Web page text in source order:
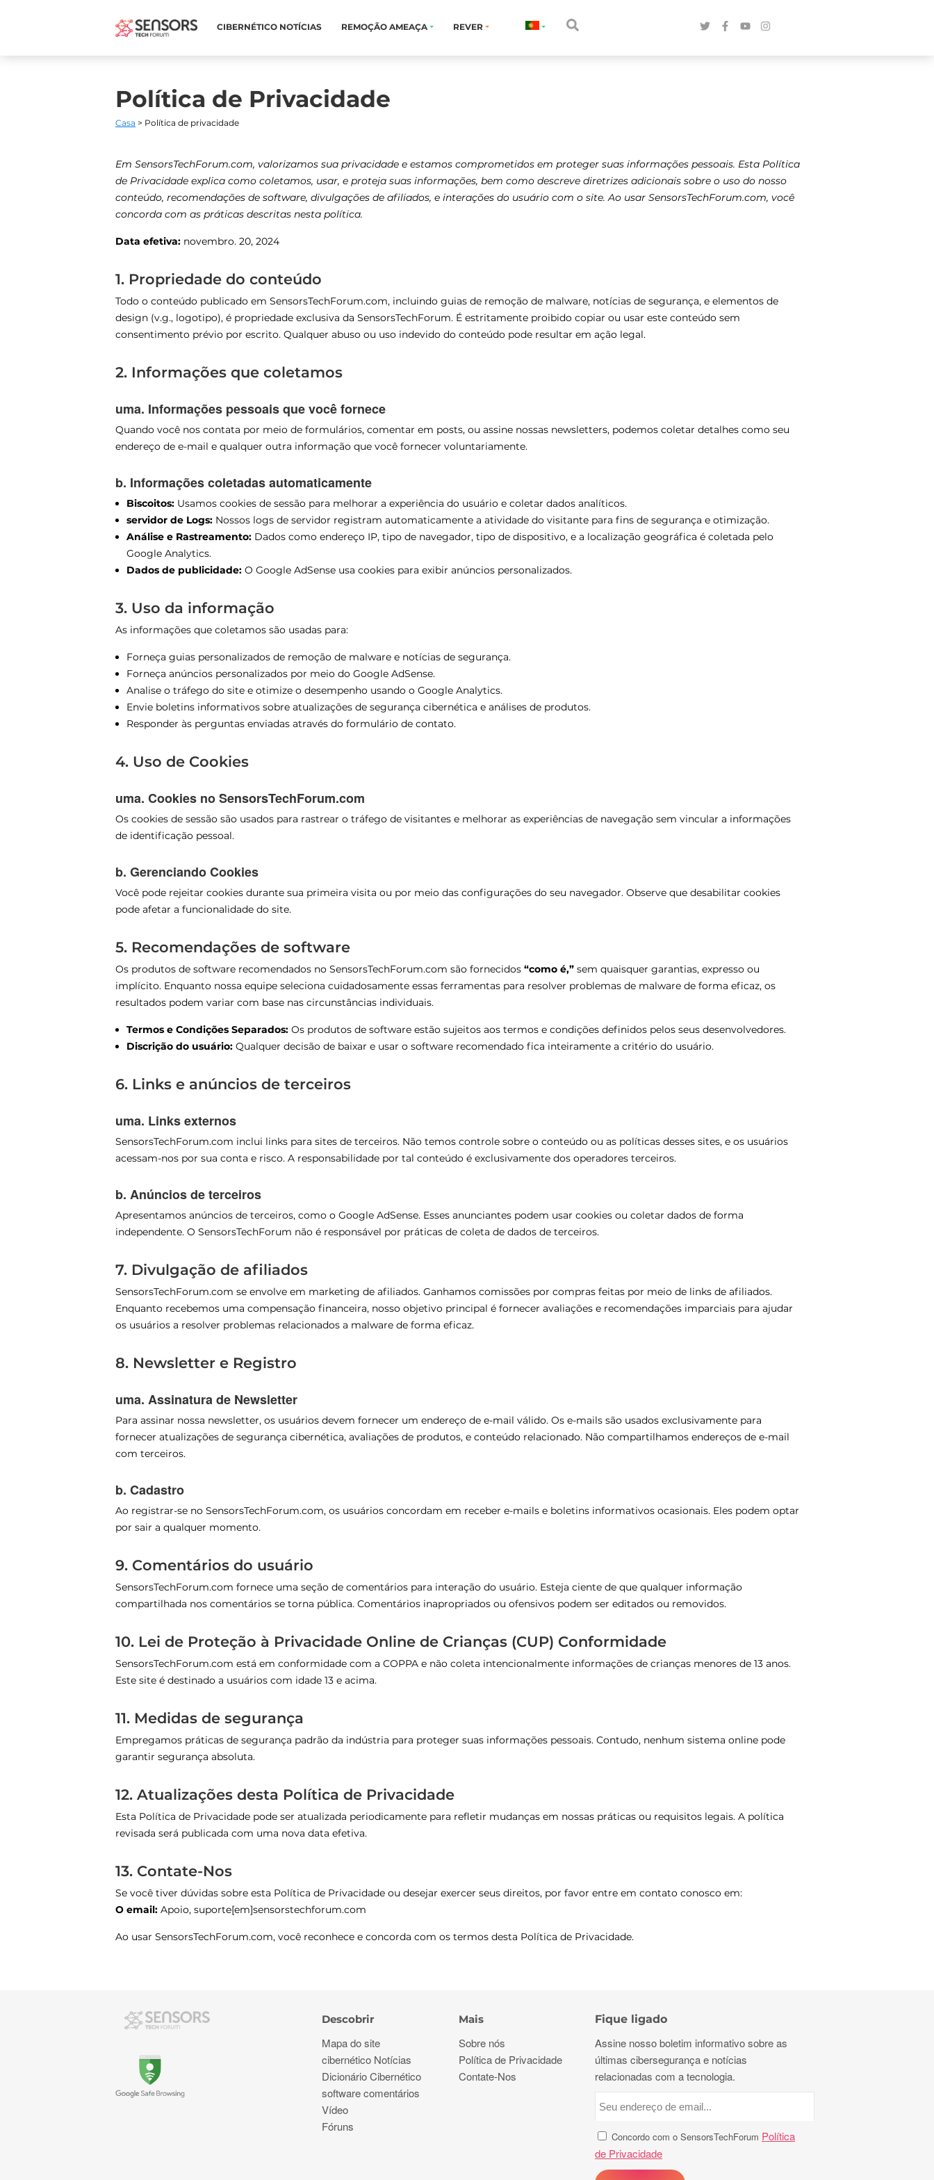
CIBERNÉTICO NOTÍCIAS REMOÇÃO AMEAÇA REVER
Política de Privacidade
Casa > Política de privacidade
Em SensorsTechForum.com, valorizamos sua privacidade e estamos comprometidos em proteger suas informações pessoais. Esta Política
de Privacidade explica como coletamos, usar, e proteja suas informações, bem como descreve diretrizes adicionais sobre o uso do nosso
conteúdo, recomendações de software, divulgações de afiliados, e interações do usuário com o site. Ao usar SensorsTechForum.com, você
concorda com as práticas descritas nesta política.
Data efetiva: novembro. 20, 2024
1. Propriedade do conteúdo
Todo o conteúdo publicado em SensorsTechForum.com, incluindo guias de remoção de malware, notícias de segurança, e elementos de
design (v.g., logotipo), é propriedade exclusiva da SensorsTechForum. É estritamente proibido copiar ou usar este conteúdo sem
consentimento prévio por escrito. Qualquer abuso ou uso indevido do conteúdo pode resultar em ação legal.
2. Informações que coletamos
uma. Informações pessoais que você fornece
Quando você nos contata por meio de formulários, comentar em posts, ou assine nossas newsletters, podemos coletar detalhes como seu
endereço de e-mail e qualquer outra informação que você fornecer voluntariamente.
b. Informações coletadas automaticamente
Biscoitos: Usamos cookies de sessão para melhorar a experiência do usuário e coletar dados analíticos.
servidor de Logs: Nossos logs de servidor registram automaticamente a atividade do visitante para fins de segurança e otimização.
Análise e Rastreamento: Dados como endereço IP, tipo de navegador, tipo de dispositivo, e a localização geográfica é coletada pelo
Google Analytics.
Dados de publicidade: O Google AdSense usa cookies para exibir anúncios personalizados.
3. Uso da informação
As informações que coletamos são usadas para:
Forneça guias personalizados de remoção de malware e notícias de segurança.
Forneça anúncios personalizados por meio do Google AdSense.
Analise o tráfego do site e otimize o desempenho usando o Google Analytics.
Envie boletins informativos sobre atualizações de segurança cibernética e análises de produtos.
Responder às perguntas enviadas através do formulário de contato.
4. Uso de Cookies
uma. Cookies no SensorsTechForum.com
Os cookies de sessão são usados para rastrear o tráfego de visitantes e melhorar as experiências de navegação sem vincular a informações
de identificação pessoal.
b. Gerenciando Cookies
Você pode rejeitar cookies durante sua primeira visita ou por meio das configurações do seu navegador. Observe que desabilitar cookies
pode afetar a funcionalidade do site.
5. Recomendações de software
Os produtos de software recomendados no SensorsTechForum.com são fornecidos “como é,” sem quaisquer garantias, expresso ou
implícito. Enquanto nossa equipe seleciona cuidadosamente essas ferramentas para resolver problemas de malware de forma eficaz, os
resultados podem variar com base nas circunstâncias individuais.
Termos e Condições Separados: Os produtos de software estão sujeitos aos termos e condições definidos pelos seus desenvolvedores.
Discrição do usuário: Qualquer decisão de baixar e usar o software recomendado fica inteiramente a critério do usuário.
6. Links e anúncios de terceiros
uma. Links externos
SensorsTechForum.com inclui links para sites de terceiros. Não temos controle sobre o conteúdo ou as políticas desses sites, e os usuários
acessam-nos por sua conta e risco. A responsabilidade por tal conteúdo é exclusivamente dos operadores terceiros.
b. Anúncios de terceiros
Apresentamos anúncios de terceiros, como o Google AdSense. Esses anunciantes podem usar cookies ou coletar dados de forma
independente. O SensorsTechForum não é responsável por práticas de coleta de dados de terceiros.
7. Divulgação de afiliados
SensorsTechForum.com se envolve em marketing de afiliados. Ganhamos comissões por compras feitas por meio de links de afiliados.
Enquanto recebemos uma compensação financeira, nosso objetivo principal é fornecer avaliações e recomendações imparciais para ajudar
os usuários a resolver problemas relacionados a malware de forma eficaz.
8. Newsletter e Registro
uma. Assinatura de Newsletter
Para assinar nossa newsletter, os usuários devem fornecer um endereço de e-mail válido. Os e-mails são usados exclusivamente para
fornecer atualizações de segurança cibernética, avaliações de produtos, e conteúdo relacionado. Não compartilhamos endereços de e-mail
com terceiros.
b. Cadastro
Ao registrar-se no SensorsTechForum.com, os usuários concordam em receber e-mails e boletins informativos ocasionais. Eles podem optar
por sair a qualquer momento.
9. Comentários do usuário
SensorsTechForum.com fornece uma seção de comentários para interação do usuário. Esteja ciente de que qualquer informação
compartilhada nos comentários se torna pública. Comentários inapropriados ou ofensivos podem ser editados ou removidos.
10. Lei de Proteção à Privacidade Online de Crianças (CUP) Conformidade
SensorsTechForum.com está em conformidade com a COPPA e não coleta intencionalmente informações de crianças menores de 13 anos.
Este site é destinado a usuários com idade 13 e acima.
11. Medidas de segurança
Empregamos práticas de segurança padrão da indústria para proteger suas informações pessoais. Contudo, nenhum sistema online pode
garantir segurança absoluta.
12. Atualizações desta Política de Privacidade
Esta Política de Privacidade pode ser atualizada periodicamente para refletir mudanças em nossas práticas ou requisitos legais. A política
revisada será publicada com uma nova data efetiva.
13. Contate-Nos
Se você tiver dúvidas sobre esta Política de Privacidade ou desejar exercer seus direitos, por favor entre em contato conosco em:
O email: Apoio, suporte[em]sensorstechforum.com
Ao usar SensorsTechForum.com, você reconhece e concorda com os termos desta Política de Privacidade.
Descobrir
Mapa do site
cibernético Notícias
Dicionário Cibernético
software comentários
Vídeo
Fóruns
Mais
Sobre nós
Política de Privacidade
Contate-Nos
Fique ligado
Assine nosso boletim informativo sobre as
últimas cibersegurança e notícias
relacionadas com a tecnologia.
Concordo com o SensorsTechForum Política
de Privacidade